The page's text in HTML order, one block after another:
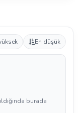
En düşük
burada